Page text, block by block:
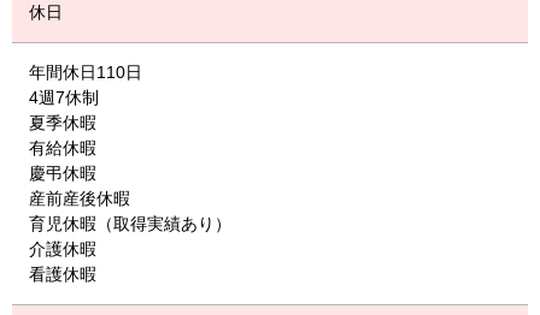
休日
年間休日110日
4週7休制
夏季休暇
有給休暇
慶弔休暇
産前産後休暇
育児休暇（取得実績あり）
介護休暇
看護休暇